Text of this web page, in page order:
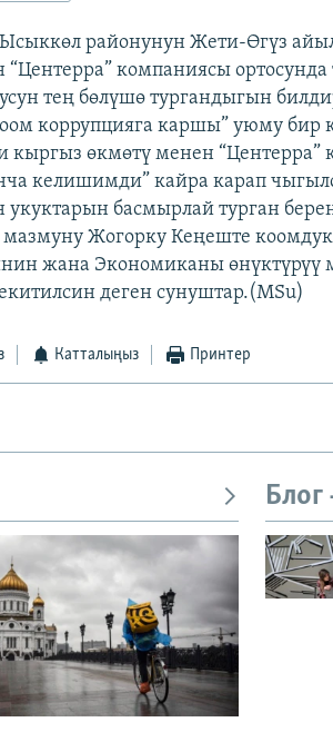
районунун Жети-Өгүз
компаниясы ортосунда
тең бөлүшө тургандыгын
коррупцияга каршы” уюму бир
кыргыз өкмөтү менен “Центерра”
келишимди” кайра карап
басмырлай турган
Жогорку Кеңеште
жана Экономиканы өнүктүрүү
деген сунуштар.(MSu)
Катталыңыз Принтер